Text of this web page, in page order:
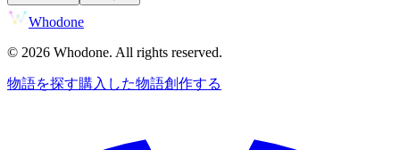
Whodone
© 2026 Whodone. All rights reserved.
物語を探す購入した物語創作する